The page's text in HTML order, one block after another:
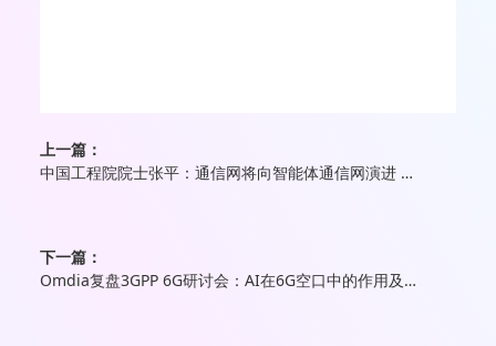
上一篇：
中国工程院院士张平：通信网将向智能体通信网演进 带来三大方式转变
下一篇：
Omdia复盘3GPP 6G研讨会：AI在6G空口中的作用及实现路径